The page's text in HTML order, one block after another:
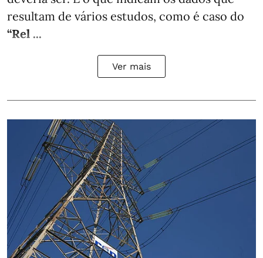
resultam de vários estudos, como é caso do
“Rel ...
Ver mais